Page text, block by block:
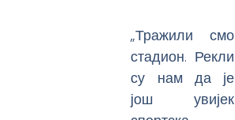
„Тражили смо
стадион. Рекли
су нам да је
још увијек